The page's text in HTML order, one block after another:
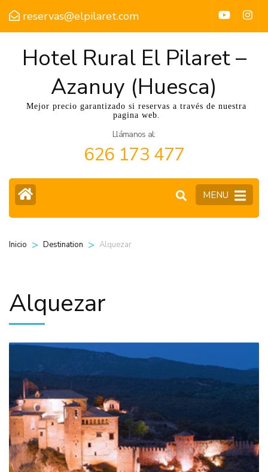
reservas@elpilaret.com
Hotel Rural El Pilaret –
Azanuy (Huesca)
Mejor precio garantizado si reservas a través de nuestra
pagina web.
Llámanos al:
626 173 477
MENU
Inicio > Destination > Alquezar
Alquezar